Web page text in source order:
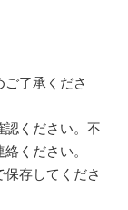
了承くださ
ください。不
ください。
存してくださ